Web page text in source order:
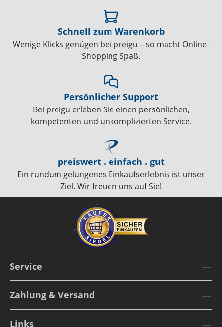
Schnell zum Warenkorb
Wenige Klicks genügen bei preigu – so macht Online-
Shopping Spaß.
Persönlicher Support
Bei preigu erleben Sie einen persönlichen,
kompetenten und unkomplizierten Service.
preiswert . einfach . gut
Ein rundum gelungenes Einkaufserlebnis ist unser
Ziel. Wir freuen uns auf Sie!
Service
Zahlung & Versand
Links